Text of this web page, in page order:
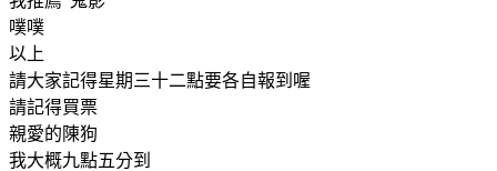
噗噗
以上
請大家記得星期三十二點要各自報到喔
請記得買票
親愛的陳狗
我大概九點五分到